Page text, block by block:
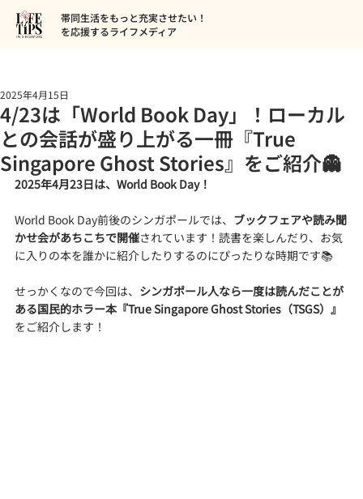
帯同生活をもっと充実させたい！
を応援するライフメディア
4/23は「World Book Day」！ローカル
との会話が盛り上がる一冊『True
Singapore Ghost Stories』をご紹介👻
2025年4月15日
2025年4月23日は、World Book Day！
World Book Day前後のシンガポールでは、 ブックフェアや読み聞
かせ会があちこちで開催されています！読書を楽しんだり、お気
に入りの本を誰かに紹介したりするのにぴったりな時期です📚
せっかくなので今回は、 シンガポール人なら一度は読んだことが
ある国民的ホラー本『True Singapore Ghost Stories（TSGS）』
をご紹介します！